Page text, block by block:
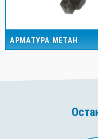
АРМАТУРА МЕТАН